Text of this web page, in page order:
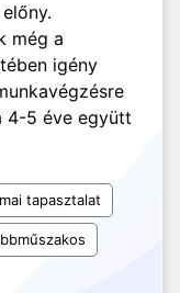
még a
igény
4-5 éve együtt
tapasztalat